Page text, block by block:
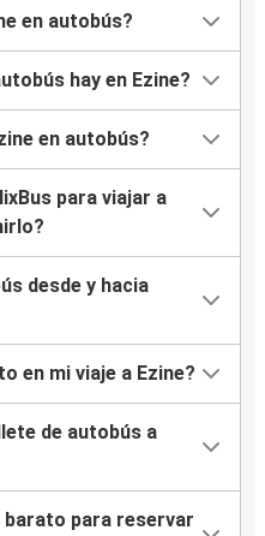
en autobús?
hay en Ezine?
en autobús?
para viajar a
desde y hacia
en mi viaje a Ezine?
de autobús a
barato para reservar